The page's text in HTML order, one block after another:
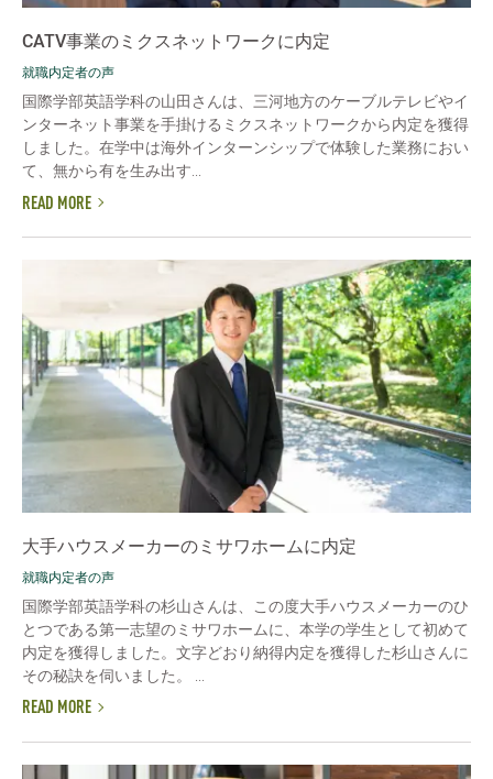
CATV事業のミクスネットワークに内定
就職内定者の声
国際学部英語学科の山田さんは、三河地方のケーブルテレビやイ
ンターネット事業を手掛けるミクスネットワークから内定を獲得
しました。在学中は海外インターンシップで体験した業務におい
て、無から有を生み出す...
READ MORE
大手ハウスメーカーのミサワホームに内定
就職内定者の声
国際学部英語学科の杉山さんは、この度大手ハウスメーカーのひ
とつである第一志望のミサワホームに、本学の学生として初めて
内定を獲得しました。文字どおり納得内定を獲得した杉山さんに
その秘訣を伺いました。 ...
READ MORE